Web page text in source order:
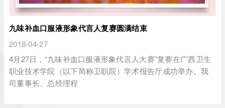
九味补血口服液形象代言人复赛圆满结束
2018-04-27
4月27日，“九味补血口服液形象代言人大赛”复赛在广西卫生
职业技术学院（以下简称卫职院）学术报告厅成功举办。我
司董事长、总经理程